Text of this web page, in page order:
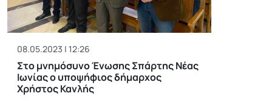
08.05.2023 | 12:26
Στο μνημόσυνο Ένωσης Σπάρτης Νέας
Ιωνίας ο υποψήφιος δήμαρχος
Χρήστος Κανλής